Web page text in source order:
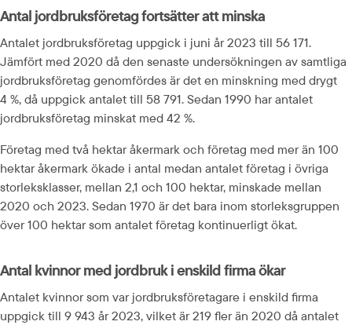
Antal jordbruksföretag fortsätter att minska
Antalet jordbruksföretag uppgick i juni år 2023 till 56 171.
Jämfört med 2020 då den senaste undersökningen av samtliga
jordbruksföretag genomfördes är det en minskning med drygt
4 %, då uppgick antalet till 58 791. Sedan 1990 har antalet
jordbruksföretag minskat med 42 %.
Företag med två hektar åkermark och företag med mer än 100
hektar åkermark ökade i antal medan antalet företag i övriga
storleksklasser, mellan 2,1 och 100 hektar, minskade mellan
2020 och 2023. Sedan 1970 är det bara inom storleksgruppen
över 100 hektar som antalet företag kontinuerligt ökat.
Antal kvinnor med jordbruk i enskild firma ökar
Antalet kvinnor som var jordbruksföretagare i enskild firma
uppgick till 9 943 år 2023, vilket är 219 fler än 2020 då antalet